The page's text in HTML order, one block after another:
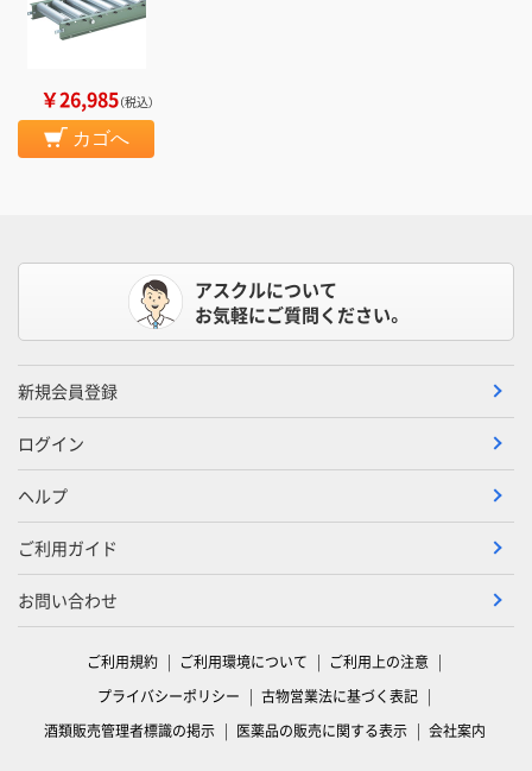
￥26,985（税込）
カゴへ
アスクルについて
お気軽にご質問ください。
新規会員登録
ログイン
ヘルプ
ご利用ガイド
お問い合わせ
ご利用規約 ご利用環境について
ご利用上の注意
プライバシーポリシー
古物営業法に基づく表記
酒類販売管理者標識の掲示
医薬品の販売に関する表示 会社案内